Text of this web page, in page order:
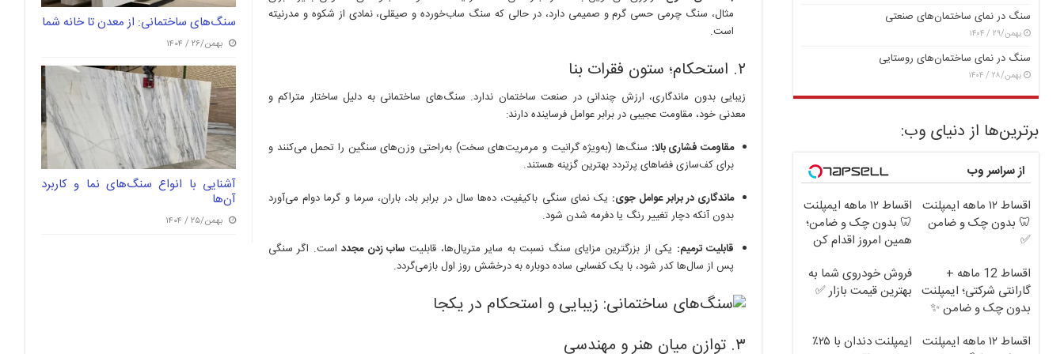
سنگ‌های ساختمانی: از معدن تا خانه شما
بهمن/۲۶ / ۱۴۰۴
آشنایی با انواع سنگ‌های نما و کاربرد
آن‌ها
بهمن/۲۵ / ۱۴۰۴
مثال، سنگ چرمی حسی گرم و صمیمی دارد، در حالی که سنگ ساب‌خورده و صیقلی، نمادی از شکوه و مدرنیته
است.
۲. استحکام؛ ستون فقرات بنا
زیبایی بدون ماندگاری، ارزش چندانی در صنعت ساختمان ندارد. سنگ‌های ساختمانی به دلیل ساختار متراکم و
معدنی خود، مقاومت عجیبی در برابر عوامل فرساینده دارند:
مقاومت فشاری بالا: سنگ‌ها (به‌ویژه گرانیت و مرمریت‌های سخت) به‌راحتی وزن‌های سنگین را تحمل می‌کنند و
برای کف‌سازی فضاهای پرتردد بهترین گزینه هستند.
ماندگاری در برابر عوامل جوی: یک نمای سنگی باکیفیت، ده‌ها سال در برابر باد، باران، سرما و گرما دوام می‌آورد
بدون آنکه دچار تغییر رنگ یا دفرمه شدن شود.
قابلیت ترمیم: یکی از بزرگترین مزایای سنگ نسبت به سایر متریال‌ها، قابلیت ساب زدن مجدداست. اگر سنگی
پس از سال‌ها کدر شود، با یک کفسابی ساده دوباره به درخشش روز اول بازمی‌گردد.
۳. توازن میان هنر و مهندسی
سنگ در نمای ساختمان‌های صنعتی
بهمن/۲۹ / ۱۴۰۴
سنگ در نمای ساختمان‌های روستایی
بهمن/۲۸ / ۱۴۰۴
برترین‌ها از دنیای وب:
از سراسر وب
اقساط ۱۲ ماهه ایمپلنت
🦷 بدون چک و ضامن
✅
اقساط ۱۲ ماهه ایمپلنت
🦷 بدون چک و ضامن؛
همین امروز اقدام کن
اقساط 12 ماهه +
گارانتی شرکتی؛ ایمپلنت
بدون چک و ضامن ✨
فروش خودروی شما به
بهترین قیمت بازار ✅
اقساط ۱۲ ماهه ایمپلنت
ایمپلنت دندان با ۲۵٪